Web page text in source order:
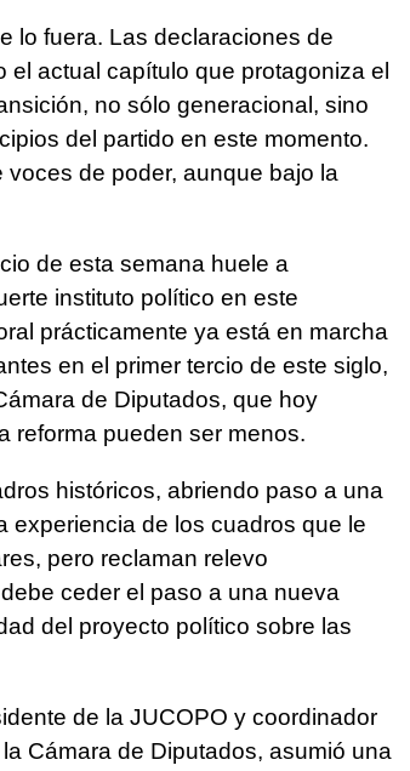
lo fuera. Las declaraciones de
actual capítulo que protagoniza el
no sólo generacional, sino
del partido en este momento.
de poder, aunque bajo la
de esta semana huele a
instituto político en este
prácticamente ya está en marcha
en el primer tercio de este siglo,
de Diputados, que hoy
reforma pueden ser menos.
históricos, abriendo paso a una
experiencia de los cuadros que le
pero reclaman relevo
ceder el paso a una nueva
del proyecto político sobre las
de la JUCOPO y coordinador
Cámara de Diputados, asumió una